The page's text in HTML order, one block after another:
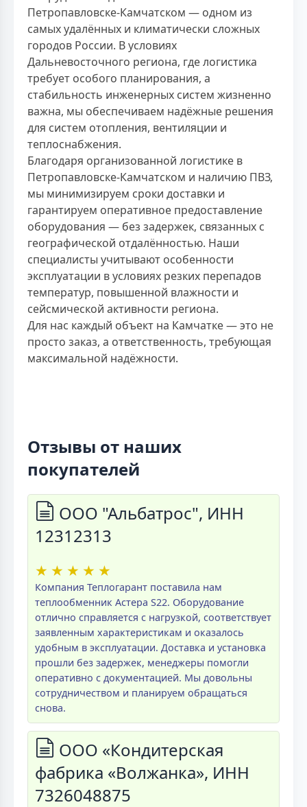
Петропавловске-Камчатском — одном из
самых удалённых и климатически сложных
городов России. В условиях
Дальневосточного региона, где логистика
требует особого планирования, а
стабильность инженерных систем жизненно
важна, мы обеспечиваем надёжные решения
для систем отопления, вентиляции и
теплоснабжения.
Благодаря организованной логистике в
Петропавловске-Камчатском и наличию ПВЗ,
мы минимизируем сроки доставки и
гарантируем оперативное предоставление
оборудования — без задержек, связанных с
географической отдалённостью. Наши
специалисты учитывают особенности
эксплуатации в условиях резких перепадов
температур, повышенной влажности и
сейсмической активности региона.
Для нас каждый объект на Камчатке — это не
просто заказ, а ответственность, требующая
максимальной надёжности.
Отзывы от наших
покупателей
ООО "Альбатрос", ИНН
12312313
★ ★ ★ ★ ★
Компания Теплогарант поставила нам
теплообменник Астера S22. Оборудование
отлично справляется с нагрузкой, соответствует
заявленным характеристикам и оказалось
удобным в эксплуатации. Доставка и установка
прошли без задержек, менеджеры помогли
оперативно с документацией. Мы довольны
сотрудничеством и планируем обращаться
снова.
ООО «Кондитерская
фабрика «Волжанка», ИНН
7326048875